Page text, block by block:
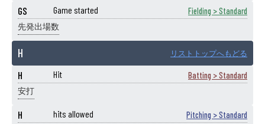
GS Game started Fielding > Standard
先発出場数
H リストトップへもどる
H Hit Batting > Standard
安打
H hits allowed Pitching > Standard